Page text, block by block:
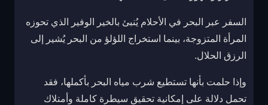
السفر عبر البحر في الأحلام يُنبئ بالخير الوفير الذي تحوزه
المرأة المتزوجة، بينما استخراج اللؤلؤ من البحر يُشير إلى
الرزق الحلال.
وإذا حلمت بأنها تستطيع شرب مياه البحر بأكملها، فقد
تحمل دلالة على إمكانية تحقيق سيطرة كاملة وأمتلاك